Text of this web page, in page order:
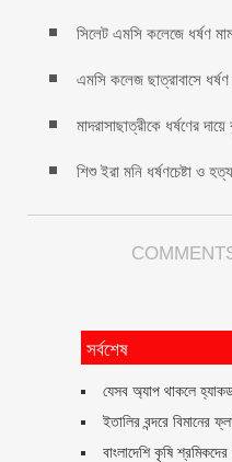
সিলেট এমসি কলেজে ধর্ষণ
এমসি কলেজ ছাত্রাবাসে
মাদরাসাছাত্রীকে ধর্ষণের
শিশু ইরা মনি ধর্ষণচেষ্টা ও
সর্বশেষ
যেসব অ্যাপ থাকলে
ইতালির বন্দরে
বাংলাদেশি কৃষি